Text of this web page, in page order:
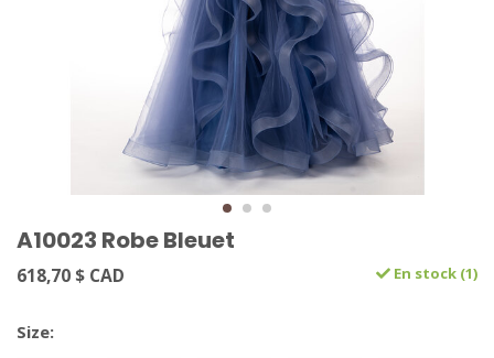
A10023 Robe Bleuet
618,70 $ CAD En stock (1)
Size: